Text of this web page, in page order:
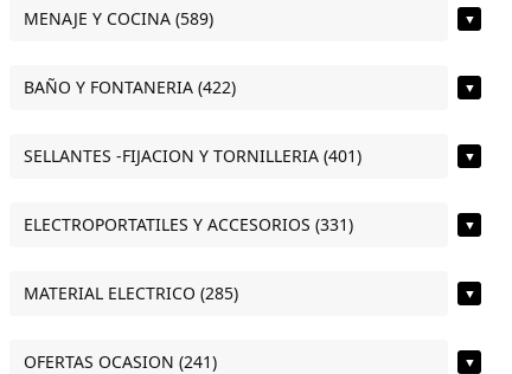
MENAJE Y COCINA (589) ▼
BAÑO Y FONTANERIA (422) ▼
SELLANTES -FIJACION Y TORNILLERIA (401) ▼
ELECTROPORTATILES Y ACCESORIOS (331) ▼
MATERIAL ELECTRICO (285) ▼
OFERTAS OCASION (241) ▼